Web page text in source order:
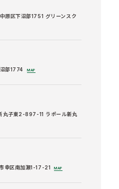
原区下沼部1751 グリーンスク
部1774 MAP
丸子東2-897-11 ラポール新丸
幸区南加瀬1-17-21 MAP